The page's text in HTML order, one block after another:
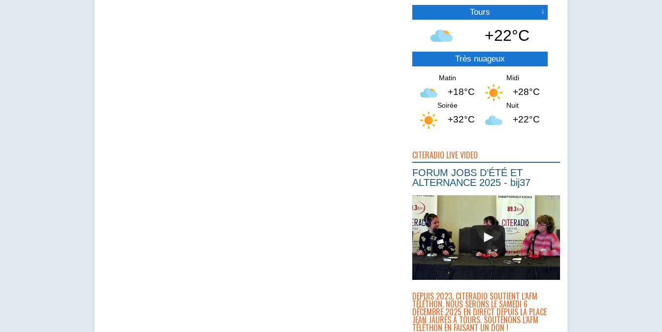
Tours
+22°C
Très nuageux
Matin
+18°C
Midi
+28°C
Soirée
+32°C
Nuit
+22°C
CITERADIO LIVE VIDEO
FORUM JOBS D’ÉTÉ ET
ALTERNANCE 2025 - bij37
DEPUIS 2023, CITERADIO SOUTIENT L’AFM
TÉLÉTHON. NOUS SERONS LE SAMEDI 6
DÉCEMBRE 2025 EN DIRECT DEPUIS LA PLACE
JEAN JAURÈS À TOURS. SOUTENONS L’AFM
TÉLÉTHON EN FAISANT UN DON !